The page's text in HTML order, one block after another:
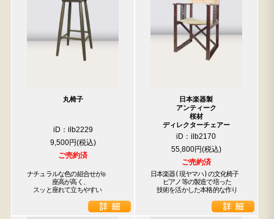
丸椅子
iD：ilb2229
9,500円
ご売約済
ナチュラルな色の組合せが◎
座高が高く、
スッと座れて立ちやすい
日本楽器製
アンティーク
桜材
ディレクターチェアー
iD：ilb2170
55,800円
ご売約済
日本楽器(現ヤマハ)の文化椅子
ピアノ等の製造で培った
技術を活かした本格的な作り
人気の検索キーワード
2557 水屋箪笥 踏台 2990 箪笥
1601 2471